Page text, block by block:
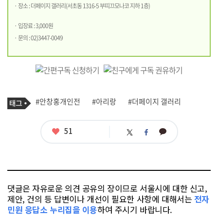
· 장소 : 더페이지 갤러리(서초동 1316-5 부띠끄모나코 지하 1층)
· 입장료 : 3,000원
· 문의 : 02)3447-0049
기
사
태
그
#안창홍개인전 #아리랑 #더페이지 갤러리
좋
51 트 페 카
댓글은 자유로운 의견 공유의 장이므로 서울시에 대한 신고,
제안, 건의 등 답변이나 개선이 필요한 사항에 대해서는 전자
민원 응답소 누리집을 이용하여 주시기 바랍니다.